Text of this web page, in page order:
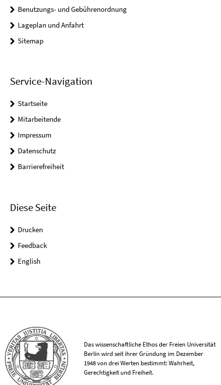
Benutzungs- und Gebührenordnung
Lageplan und Anfahrt
Sitemap
Service-Navigation
Startseite
Mitarbeitende
Impressum
Datenschutz
Barrierefreiheit
Diese Seite
Drucken
Feedback
English
Das wissenschaftliche Ethos der Freien Universität
Berlin wird seit ihrer Gründung im Dezember
1948 von drei Werten bestimmt: Wahrheit,
Gerechtigkeit und Freiheit.